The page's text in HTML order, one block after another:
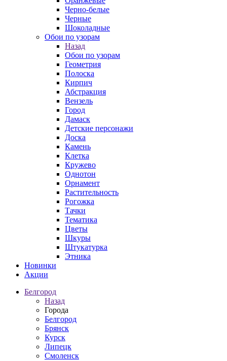
Черно-белые
Черные
Шоколадные
Обои по узорам
Назад
Обои по узорам
Геометрия
Полоска
Кирпич
Абстракция
Вензель
Город
Дамаск
Детские персонажи
Доска
Камень
Клетка
Кружево
Однотон
Орнамент
Растительность
Рогожка
Тачки
Тематика
Цветы
Шкуры
Штукатурка
Этника
Новинки
Акции
Белгород
Назад
Города
Белгород
Брянск
Курск
Липецк
Смоленск